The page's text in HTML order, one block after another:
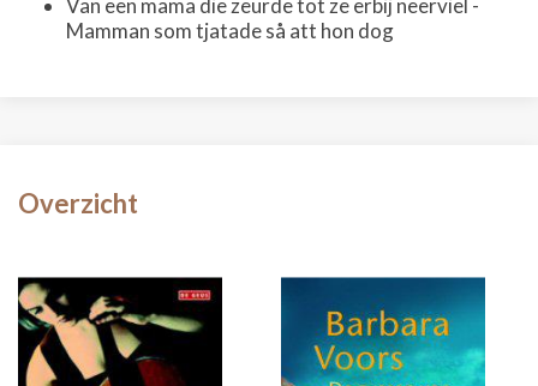
Van een mama die zeurde tot ze erbij neerviel -
Mamman som tjatade så att hon dog
Overzicht